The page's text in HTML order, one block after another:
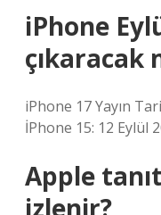
iPhone
çıkaracak
iPhone 17 Yayın
İPhone 15: 12 Eylül
Apple
izlenir?